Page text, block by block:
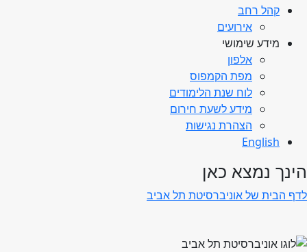
קהל רחב
אירועים
מידע שימושי
אלפון
מפת הקמפוס
לוח שנת הלימודים
מידע לשעת חירום
הצהרת נגישות
English
הינך נמצא כאן
לדף הבית של אוניברסיטת תל אביב